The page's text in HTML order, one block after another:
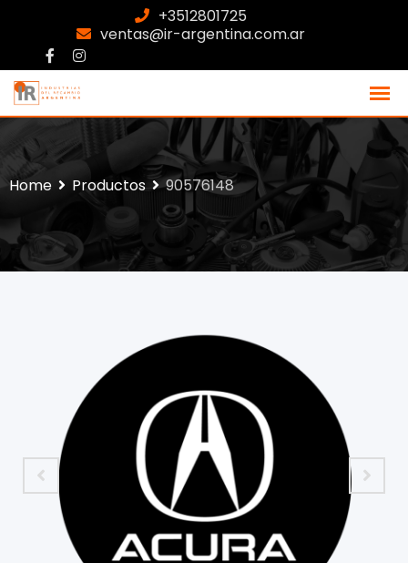
+3512801725
ventas@ir-argentina.com.ar
Home Productos 90576148